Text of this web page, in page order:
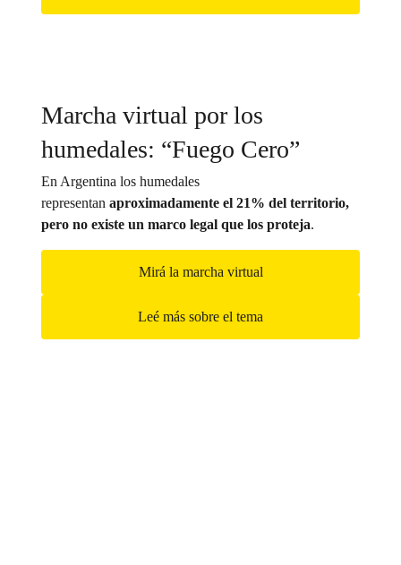
Marcha virtual por los
humedales: “Fuego Cero”
En Argentina los humedales
representan aproximadamente el 21% del territorio,
pero no existe un marco legal que los proteja.
Mirá la marcha virtual
Leé más sobre el tema